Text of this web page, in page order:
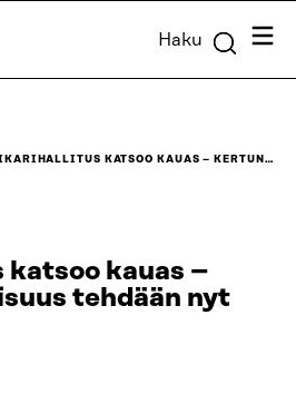
Haku
KATSOO KAUAS – KERTUN…
kauas –
tehdään nyt